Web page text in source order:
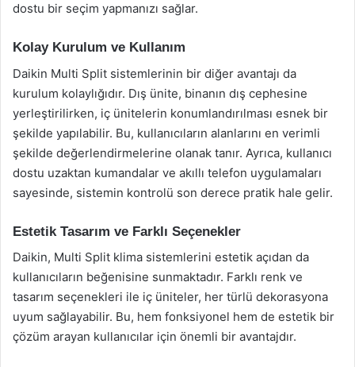
dostu bir seçim yapmanızı sağlar.
Kolay Kurulum ve Kullanım
Daikin Multi Split sistemlerinin bir diğer avantajı da
kurulum kolaylığıdır. Dış ünite, binanın dış cephesine
yerleştirilirken, iç ünitelerin konumlandırılması esnek bir
şekilde yapılabilir. Bu, kullanıcıların alanlarını en verimli
şekilde değerlendirmelerine olanak tanır. Ayrıca, kullanıcı
dostu uzaktan kumandalar ve akıllı telefon uygulamaları
sayesinde, sistemin kontrolü son derece pratik hale gelir.
Estetik Tasarım ve Farklı Seçenekler
Daikin, Multi Split klima sistemlerini estetik açıdan da
kullanıcıların beğenisine sunmaktadır. Farklı renk ve
tasarım seçenekleri ile iç üniteler, her türlü dekorasyona
uyum sağlayabilir. Bu, hem fonksiyonel hem de estetik bir
çözüm arayan kullanıcılar için önemli bir avantajdır.